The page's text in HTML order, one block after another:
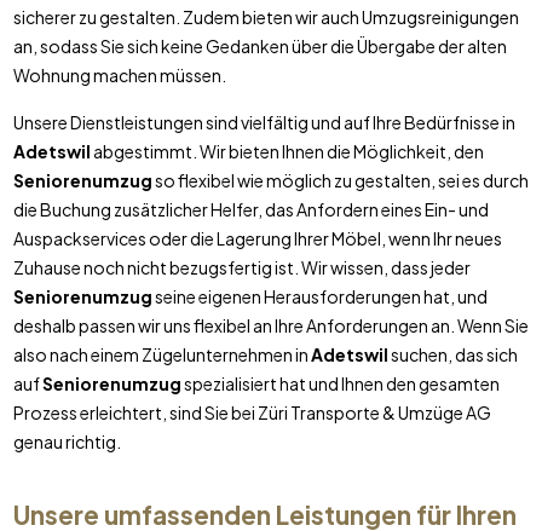
sicherer zu gestalten. Zudem bieten wir auch Umzugsreinigungen
an, sodass Sie sich keine Gedanken über die Übergabe der alten
Wohnung machen müssen.
Unsere Dienstleistungen sind vielfältig und auf Ihre Bedürfnisse in
Adetswil abgestimmt. Wir bieten Ihnen die Möglichkeit, den
Seniorenumzugso flexibel wie möglich zu gestalten, sei es durch
die Buchung zusätzlicher Helfer, das Anfordern eines Ein- und
Auspackservices oder die Lagerung Ihrer Möbel, wenn Ihr neues
Zuhause noch nicht bezugsfertig ist. Wir wissen, dass jeder
Seniorenumzugseine eigenen Herausforderungen hat, und
deshalb passen wir uns flexibel an Ihre Anforderungen an. Wenn Sie
also nach einem Zügelunternehmen inAdetswilsuchen, das sich
aufSeniorenumzugspezialisiert hat und Ihnen den gesamten
Prozess erleichtert, sind Sie bei Züri Transporte & Umzüge AG
genau richtig.
Unsere umfassenden Leistungen für Ihren